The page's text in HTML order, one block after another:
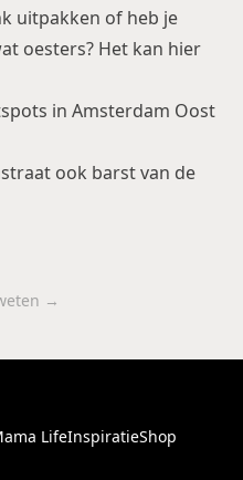
uitpakken of heb je
oesters? Het kan hier
in Amsterdam Oost
ook barst van de
→
LifeInspiratieShop